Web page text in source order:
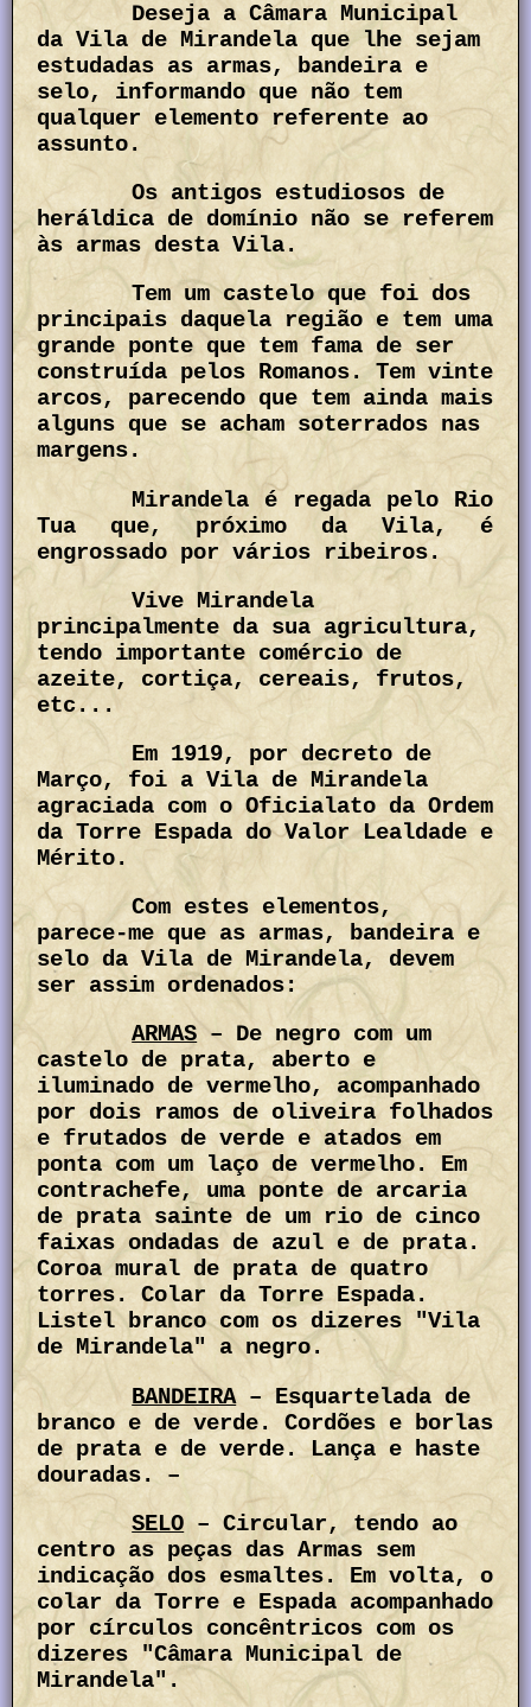
Deseja a Câmara Municipal
da Vila de Mirandela que lhe sejam
estudadas as armas, bandeira e
selo, informando que não tem
qualquer elemento referente ao
assunto.
Os antigos estudiosos de
heráldica de domínio não se referem
às armas desta Vila.
Tem um castelo que foi dos
principais daquela região e tem uma
grande ponte que tem fama de ser
construída pelos Romanos. Tem vinte
arcos, parecendo que tem ainda mais
alguns que se acham soterrados nas
margens.
Mirandela é regada pelo Rio
Tua que, próximo da Vila, é
engrossado por vários ribeiros.
Vive Mirandela
principalmente da sua agricultura,
tendo importante comércio de
azeite, cortiça, cereais, frutos,
etc...
Em 1919, por decreto de
Março, foi a Vila de Mirandela
agraciada com o Oficialato da Ordem
da Torre Espada do Valor Lealdade e
Mérito.
Com estes elementos,
parece-me que as armas, bandeira e
selo da Vila de Mirandela, devem
ser assim ordenados:
ARMAS – De negro com um
castelo de prata, aberto e
iluminado de vermelho, acompanhado
por dois ramos de oliveira folhados
e frutados de verde e atados em
ponta com um laço de vermelho. Em
contrachefe, uma ponte de arcaria
de prata sainte de um rio de cinco
faixas ondadas de azul e de prata.
Coroa mural de prata de quatro
torres. Colar da Torre Espada.
Listel branco com os dizeres "Vila
de Mirandela" a negro.
BANDEIRA– Esquartelada de
branco e de verde. Cordões e borlas
de prata e de verde. Lança e haste
douradas. –
SELO – Circular, tendo ao
centro as peças das Armas sem
indicação dos esmaltes. Em volta, o
colar da Torre e Espada acompanhado
por círculos concêntricos com os
dizeres "Câmara Municipal de
Mirandela".